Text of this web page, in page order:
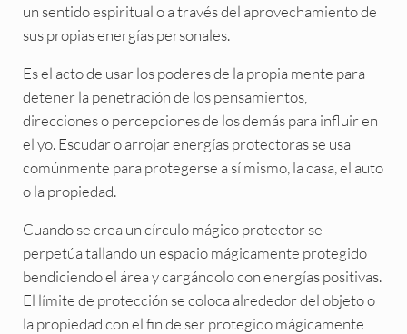
un sentido espiritual o a través del aprovechamiento de
sus propias energías personales.
Es el acto de usar los poderes de la propia mente para
detener la penetración de los pensamientos,
direcciones o percepciones de los demás para influir en
el yo. Escudar o arrojar energías protectoras se usa
comúnmente para protegerse a sí mismo, la casa, el auto
o la propiedad.
Cuando se crea un círculo mágico protector se
perpetúa tallando un espacio mágicamente protegido
bendiciendo el área y cargándolo con energías positivas.
El límite de protección se coloca alrededor del objeto o
la propiedad con el fin de ser protegido mágicamente